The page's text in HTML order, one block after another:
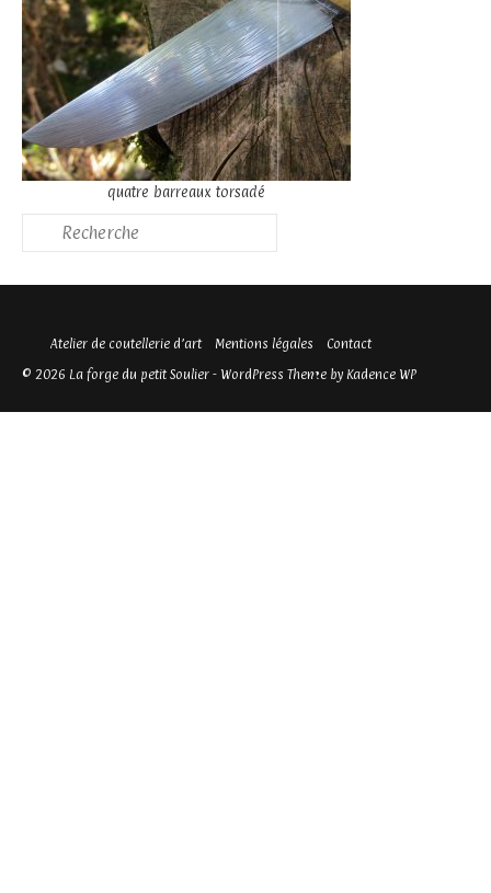
quatre barreaux torsadé
Atelier de coutellerie d’art Mentions légales
Contact
© 2026 La forge du petit Soulier - WordPress Theme by Kadence WP